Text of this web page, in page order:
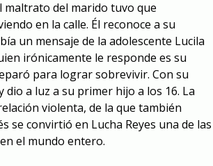
maltrato del marido tuvo que
en la calle. Él reconoce a su
un mensaje de la adolescente Lucila
irónicamente le responde es su
para lograr sobrevivir. Con su
a luz a su primer hijo a los 16. La
violenta, de la que también
se convirtió en Lucha Reyes una de las
el mundo entero.